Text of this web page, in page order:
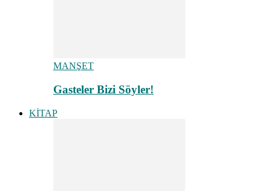
MANŞET
Gasteler Bizi Söyler!
KİTAP